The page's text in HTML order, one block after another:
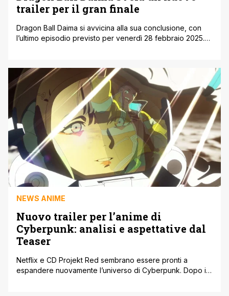
trailer per il gran finale
Dragon Ball Daima si avvicina alla sua conclusione, con
l’ultimo episodio previsto per venerdì 28 febbraio 2025.
potenziato, il nuovo trailer rilasciato per il gran finale ha
riservato una sorpresa epica ai fan: Goku bambino
sblocca [']
NEWS ANIME
Nuovo trailer per l’anime di
Cyberpunk: analisi e aspettative dal
Teaser
Netflix e CD Projekt Red sembrano essere pronti a
espandere nuovamente l’universo di Cyberpunk. Dopo il